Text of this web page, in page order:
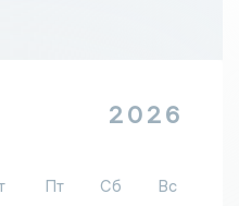
2026
Пт Сб
Вс